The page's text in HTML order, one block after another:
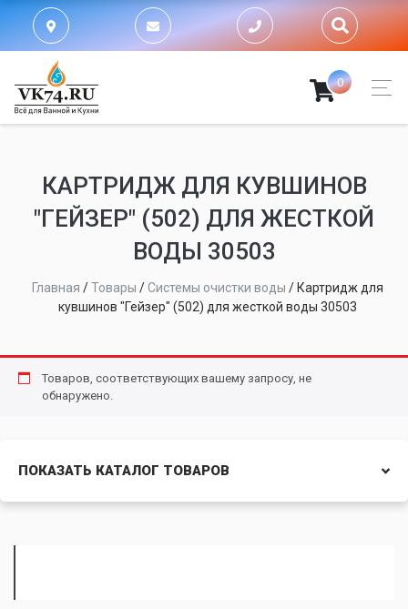
0
КАРТРИДЖ ДЛЯ КУВШИНОВ
"ГЕЙЗЕР" (502) ДЛЯ ЖЕСТКОЙ
ВОДЫ 30503
Главная /Товары /Системы очистки воды / Картридж для
кувшинов "Гейзер" (502) для жесткой воды 30503
Товаров, соответствующих вашему запросу, не
обнаружено.
ПОКАЗАТЬ КАТАЛОГ ТОВАРОВ